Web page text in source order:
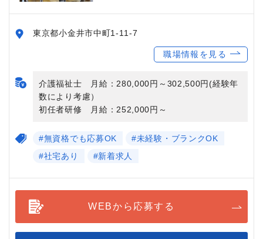
東京都小金井市中町1-11-7
職場情報を見る
介護福祉士 月給：280,000円～302,500円(経験年
数により考慮）
初任者研修 月給：252,000円～
#無資格でも応募OK
#未経験・ブランクOK
#社宅あり
#新着求人
WEBから応募する